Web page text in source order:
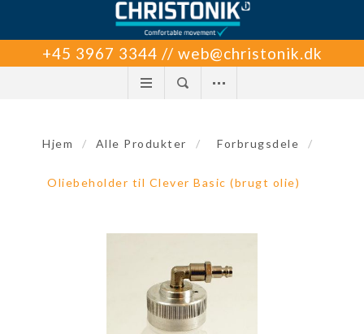
+45 3967 3344 // web@christonik.dk
Hjem / Alle Produkter / Forbrugsdele /
Oliebeholder til Clever Basic (brugt olie)